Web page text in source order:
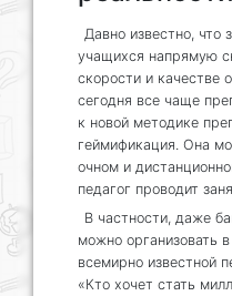
Давно известно, что
учащихся напрямую
скорости и качестве
сегодня все чаще
к новой методике
геймификация. Она
очном и
педагог проводит
В частности, даже
можно организовать
всемирно известной
«Кто хочет стать